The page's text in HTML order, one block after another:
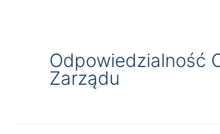
Odpowiedzialność
Zarządu